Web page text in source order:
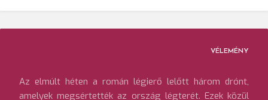
VÉLEMÉNY
Az elmúlt héten a román légierő lelőtt három drónt,
amelyek megsértették az ország légterét. Ezek közül